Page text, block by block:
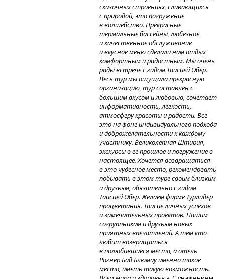
сказочных строениях, сливающихся
с природой, это погружение
в волшебство. Прекрасные
термальные бассейны, любезное
и качественное обслуживание
и вкусное меню сделали нам отдых
комфортным и радостным. Мы очень
рады встрече с гидом Таисией Обер.
Весь тур мы ощущала прекрасную
организацию, тур составлен с
большим вкусом и любовью, сочетает
информативность, лёгкость,
атмосферу красоты и радости. Всё
это на фоне индивидуального подхода
и доброжелательности к каждому
участнику. Великолепная Штирия,
экскурсы в её прошлое и погружение в
настоящее. Хочется возвращаться
в это чудесное место, рекомендовать
побывать в этом туре своим близким
и друзьям, обязательно с гидом
Таисией Обер. Желаем фирме Турлидер
процветания. Таисие личных успехов
и замечательных проектов. Нашим
согруппникам и друзьям новых
приятных впечатлений. А тем кто
любит возвращаться
в полюбившиеся места, а отель
Рогнер Бад Блюмау именно такое
место, иметь такую возможность.